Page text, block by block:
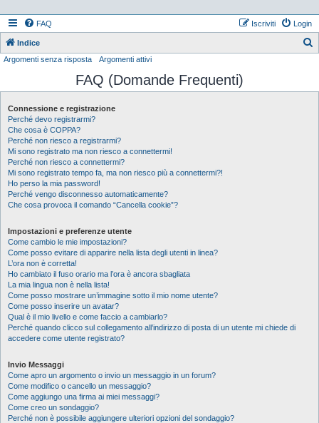
FAQ Login
Iscriviti
Indice
c
Argomenti senza risposta Argomenti attivi
FAQ (Domande Frequenti)
Connessione e registrazione
Perché devo registrarmi?
Che cosa è COPPA?
Perché non riesco a registrarmi?
Mi sono registrato ma non riesco a connettermi!
Perché non riesco a connettermi?
Mi sono registrato tempo fa, ma non riesco più a connettermi?!
Ho perso la mia password!
Perché vengo disconnesso automaticamente?
Che cosa provoca il comando “Cancella cookie”?
Impostazioni e preferenze utente
Come cambio le mie impostazioni?
Come posso evitare di apparire nella lista degli utenti in linea?
L’ora non è corretta!
Ho cambiato il fuso orario ma l’ora è ancora sbagliata
La mia lingua non è nella lista!
Come posso mostrare un’immagine sotto il mio nome utente?
Come posso inserire un avatar?
Qual è il mio livello e come faccio a cambiarlo?
Perché quando clicco sul collegamento all’indirizzo di posta di un utente mi chiede di
accedere come utente registrato?
Invio Messaggi
Come apro un argomento o invio un messaggio in un forum?
Come modifico o cancello un messaggio?
Come aggiungo una firma ai miei messaggi?
Come creo un sondaggio?
Perché non è possibile aggiungere ulteriori opzioni del sondaggio?